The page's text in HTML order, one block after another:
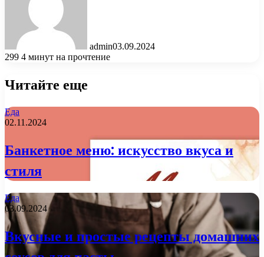
admin03.09.2024
299 4 минут на прочтение
Читайте еще
Еда
02.11.2024
Банкетное меню: искусство вкуса и
стиля
Еда
03.09.2024
Вкусные и простые рецепты домашних